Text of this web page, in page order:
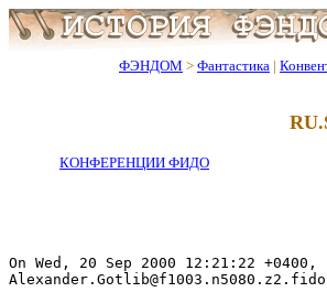
ФЭНДОМ > Фантастика |
КОНФЕРЕНЦИИ ФИДО
On Wed, 20 Sep 2000 12:21:22 +0400,